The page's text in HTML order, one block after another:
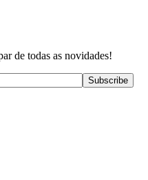
de todas as novidades!